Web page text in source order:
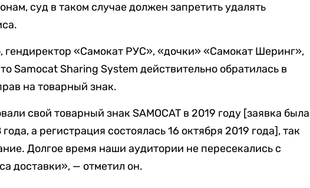
суд в таком случае должен запретить удалять
гендиректор «Самокат РУС», «дочки» «Самокат Шеринг»,
Samocat Sharing System действительно обратилась в
на товарный знак.
свой товарный знак SAMOCAT в 2019 году [заявка была
а регистрация состоялась 16 октября 2019 года], так
Долгое время наши аудитории не пересекались с
доставки», — отметил он.